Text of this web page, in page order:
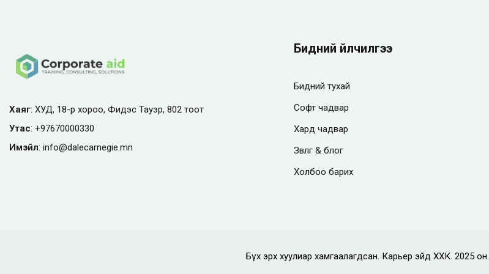
Хаяг: ХУД, 18-р хороо, Фидэс Тауэр, 802 тоот
Утас: +97670000330
Имэйл: info@dalecarnegie.mn
Бидний үйлчилгээ
Бидний тухай
Софт чадвар
Хард чадвар
Зөвлөгөө & блог
Холбоо барих
Бүх эрх хуулиар хамгаалагдсан. Карьер эйд ХХК. 2025 он.